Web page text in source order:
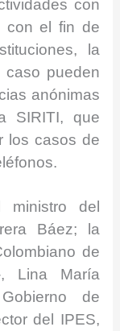
con
con el fin de
la
caso pueden
anónimas
SIRITI, que
los casos de
del
Báez; la
de
Lina María
de
del IPES,